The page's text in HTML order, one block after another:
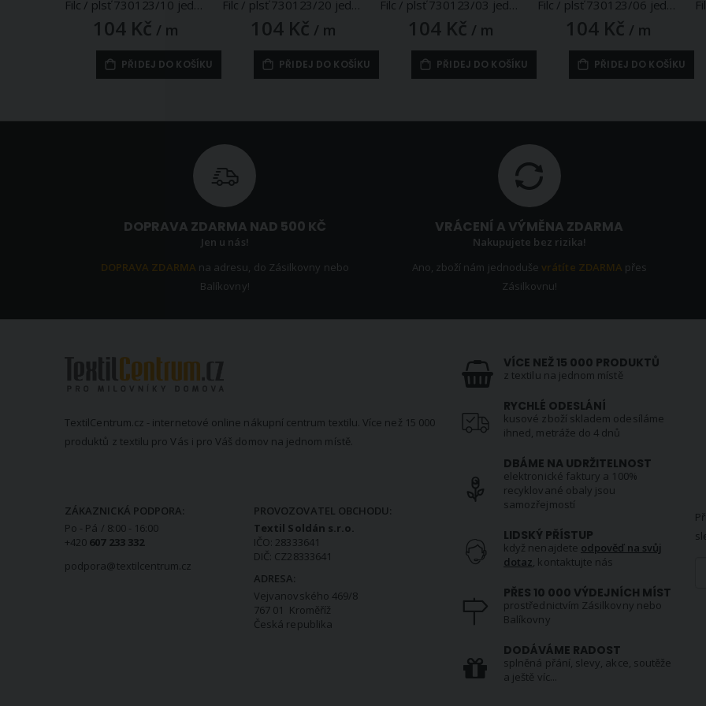
Filc / plsť 730123/10 jednobarevný, černý, š. 41cm, 215g/m2, tloušťka 1-1,4mm (látka v metráži)
104 Kč / m
PŘIDEJ DO KOŠÍKU
Filc / plsť 730123/20 jednobarevný, šedý, š. 41cm, 215g/m2, tloušťka 1-1,4mm (látka v metráži)
104 Kč / m
PŘIDEJ DO KOŠÍKU
Filc / plsť 730123/03 jednobarevný, žlutý, š. 41cm, 215g/m2, tloušťka 1-1,4mm (látka v metráži)
104 Kč / m
PŘIDEJ DO KOŠÍKU
Filc / plsť 730123/06 jednobarevný, červený, š. 41cm, 215g/m2, tloušťka 1-1,4mm (látka v metráži)
104 Kč / m
PŘIDEJ DO KOŠÍKU
DOPRAVA ZDARMA NAD 500 KČ
Jen u nás!
DOPRAVA ZDARMA na adresu, do Zásilkovny nebo
Balíkovny!
VRÁCENÍ A VÝMĚNA ZDARMA
Nakupujete bez rizika!
Ano, zboží nám jednoduševrátíte ZDARMA přes
Zásilkovnu!
TextilCentrum.cz - internetové online nákupní centrum textilu. Více než 15 000
produktů z textilu pro Vás i pro Váš domov na jednom místě.
ZÁKAZNICKÁ PODPORA:
Po - Pá / 8:00 - 16:00
+420 607 233 332
podpora@textilcentrum.cz
PROVOZOVATEL OBCHODU:
Textil Soldán s.r.o.
IČO: 28333641
DIČ: CZ28333641
ADRESA:
Vejvanovského 469/8
767 01 Kroměříž
Česká republika
VÍCE NEŽ 15 000 PRODUKTŮ
z textilu na jednom místě
RYCHLÉ ODESLÁNÍ
kusové zboží skladem odesíláme
ihned, metráže do 4 dnů
DBÁME NA UDRŽITELNOST
elektronické faktury a 100%
recyklované obaly jsou
samozřejmostí
LIDSKÝ PŘÍSTUP
když nenajdete odpověď na svůj
dotaz, kontaktujte nás
PŘES 10 000 VÝDEJNÍCH MÍST
prostřednictvím Zásilkovny nebo
Balíkovny
DODÁVÁME RADOST
splněná přání, slevy, akce, soutěže
a ještě víc...